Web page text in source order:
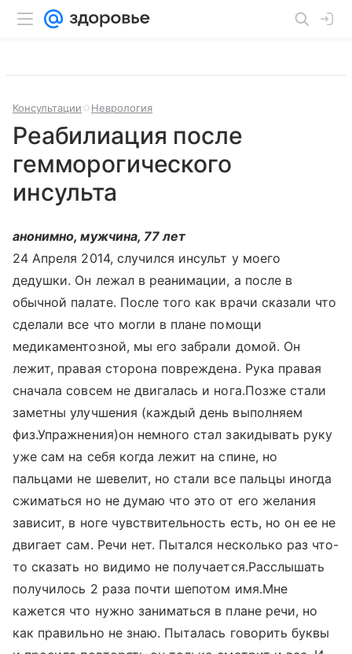
Консультации Неврология
Реабилиация после
гемморогического
инсульта
анонимно, мужчина, 77 лет
24 Апреля 2014, случился инсульт у моего
дедушки. Он лежал в реанимации, а после в
обычной палате. После того как врачи сказали что
сделали все что могли в плане помощи
медикаментозной, мы его забрали домой. Он
лежит, правая сторона повреждена. Рука правая
сначала совсем не двигалась и нога.Позже стали
заметны улучшения (каждый день выполняем
физ.Упражнения)он немного стал закидывать руку
уже сам на себя когда лежит на спине, но
пальцами не шевелит, но стали все пальцы иногда
сжиматься но не думаю что это от его желания
зависит, в ноге чувствительность есть, но он ее не
двигает сам. Речи нет. Пытался несколько раз что-
то сказать но видимо не получается.Расслышать
получилось 2 раза почти шепотом имя.Мне
кажется что нужно заниматься в плане речи, но
как правильно не знаю. Пыталась говорить буквы